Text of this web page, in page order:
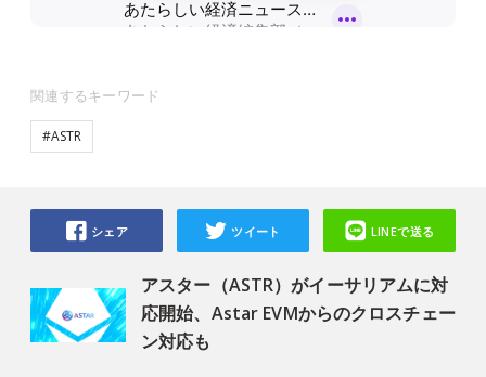
関連するキーワード
#ASTR
アスター（ASTR）がイーサリアムに対
応開始、Astar EVMからのクロスチェー
ン対応も
シェア ツイート LINEで送る